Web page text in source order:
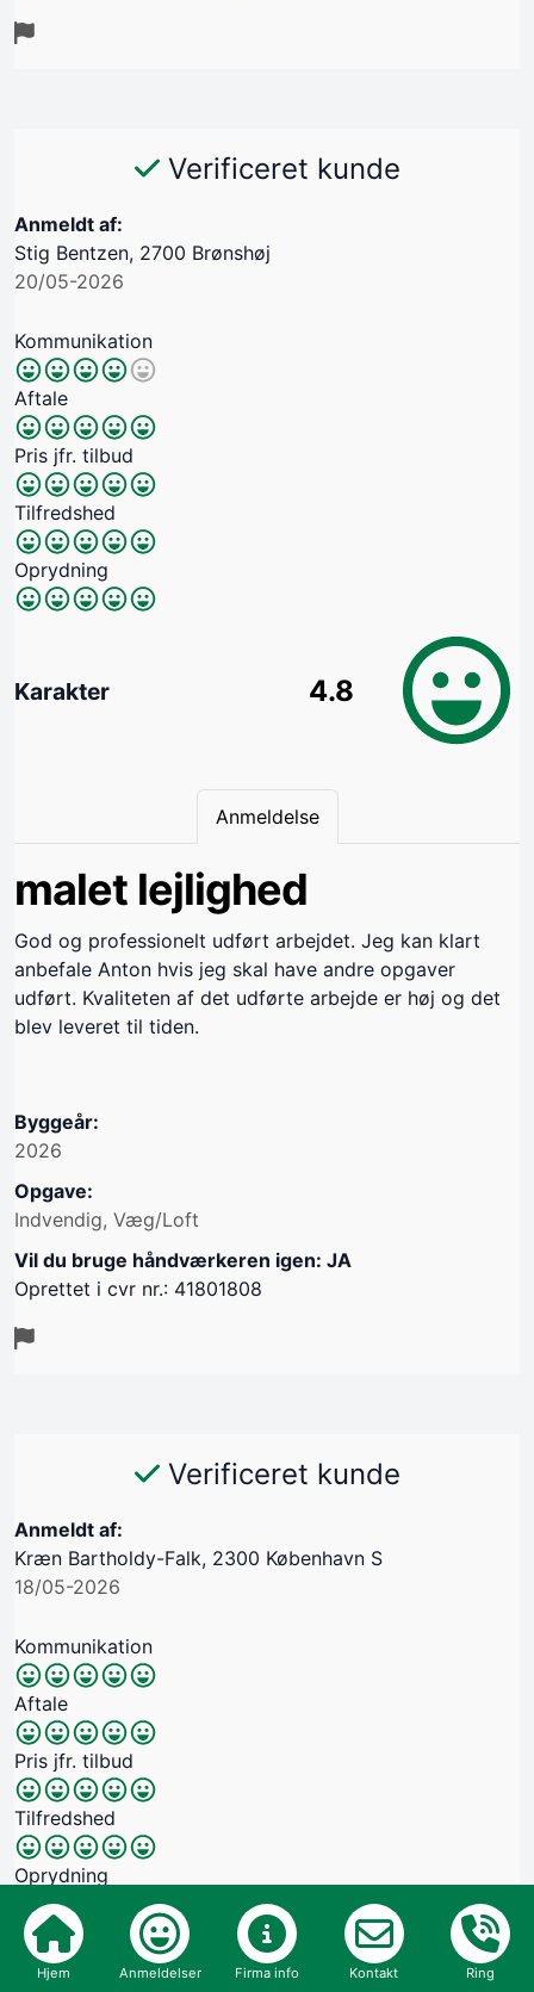
Verificeret kunde
Anmeldt af:
Stig Bentzen, 2700 Brønshøj
20/05-2026
Kommunikation
Aftale
Pris jfr. tilbud
Tilfredshed
Oprydning
Karakter 4.8
Anmeldelse
malet lejlighed
God og professionelt udført arbejdet. Jeg kan klart
anbefale Anton hvis jeg skal have andre opgaver
udført. Kvaliteten af det udførte arbejde er høj og det
blev leveret til tiden.
Byggeår:
2026
Opgave:
Indvendig, Væg/Loft
Vil du bruge håndværkeren igen: JA
Oprettet i cvr nr.: 41801808
Verificeret kunde
Anmeldt af:
Kræn Bartholdy-Falk, 2300 København S
18/05-2026
Kommunikation
Aftale
Pris jfr. tilbud
Tilfredshed
Oprydning
Hjem Anmeldelser Firma info Kontakt Ring